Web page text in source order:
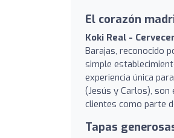
El corazón
Koki Real -
Barajas, reconocido
simple
experiencia única
(Jesús y Carlos),
clientes como parte
Tapas